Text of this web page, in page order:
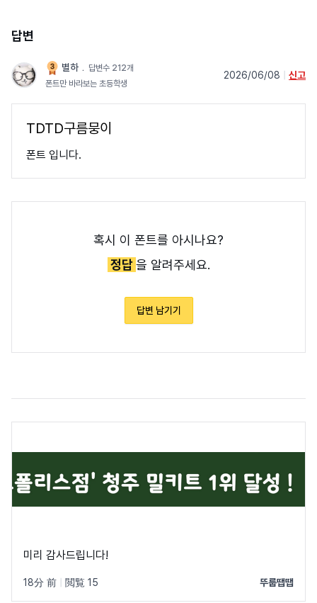
답변
별하 ﹒ 답변수 212개
폰트만 바라보는 초등학생
2026/06/08 신고
TDTD구름뭉이
폰트 입니다.
혹시 이 폰트를 아시나요?
정답을 알려주세요.
답변 남기기
미리 감사드립니다!
18分 前 閲覧 15 뚜룹땝땝